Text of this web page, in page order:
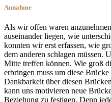
Annahme
Als wir offen waren
auseinander liegen, wie
konnten wir erst erfassen, wie
dem anderen schlagen müssen.
Mitte treffen können. Wie groß
erbringen muss um diese
Dankbarkeit über diesen
kann uns motivieren neue
Beziehung zu festigen. Denn